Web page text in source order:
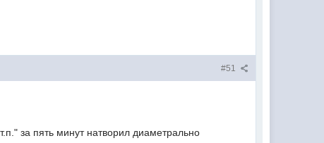
#51
за пять минут натворил диаметрально